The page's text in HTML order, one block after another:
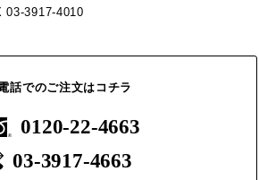
03-3917-4010
話でのご注文はコチラ
0120-22-4663
03-3917-4663